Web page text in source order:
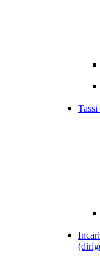
Tassi